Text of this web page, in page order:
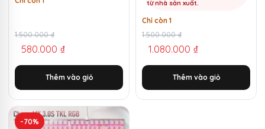
1.500.000₫
Giá
gốc
là:
1.500.000 ₫.
580.000 ₫
Giá
hiện
tại
là:
580.000 ₫.
Thêm vào giỏ
từ nhà sản xuất.
Chỉ còn 1
1.500.000₫
Giá
gốc
là:
1.500.000 ₫.
1.080.000 ₫
Giá
hiện
tại
là:
1.080.000 ₫.
Thêm vào giỏ
-70%